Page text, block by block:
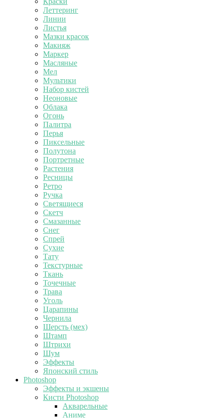
Леттеринг
Линии
Листья
Мазки красок
Макияж
Маркер
Масляные
Мел
Мультики
Набор кистей
Неоновые
Облака
Огонь
Палитра
Перья
Пиксельные
Полутона
Портретные
Растения
Ресницы
Ретро
Ручка
Светящиеся
Скетч
Смазанные
Снег
Спрей
Сухие
Тату
Текстурные
Ткань
Точечные
Трава
Уголь
Царапины
Чернила
Шерсть (мех)
Штамп
Штрихи
Шум
Эффекты
Японский стиль
Photoshop
Эффекты и экшены
Кисти Photoshop
Акварельные
Аниме